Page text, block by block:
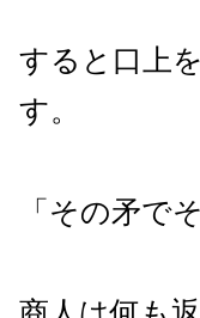
すると口上
す。
「その矛で